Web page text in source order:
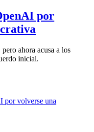
por
ahora acusa a los
inicial.